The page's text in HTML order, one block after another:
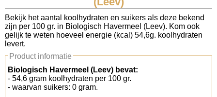
Koolhydraten tellen
Links
Bekijk het aantal koolhydraten en suikers als deze bekend
zijn per 100 gr. in Biologisch Havermeel (Leev). Kom ook
gelijk te weten hoeveel energie (kcal) 54,6g. koolhydraten
levert.
Product informatie
Biologisch Havermeel (Leev) bevat:
- 54,6 gram koolhydraten per 100 gr.
- waarvan suikers: 0 gram.